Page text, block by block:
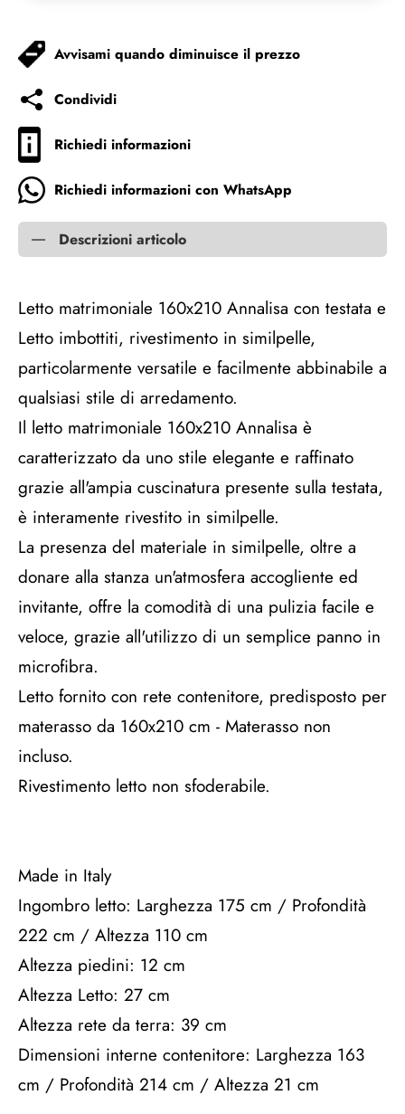
Avvisami quando diminuisce il prezzo
Condividi
Richiedi informazioni
Richiedi informazioni con WhatsApp
Descrizioni articolo
Letto matrimoniale 160x210 Annalisa con testata e
Letto imbottiti, rivestimento in similpelle,
particolarmente versatile e facilmente abbinabile a
qualsiasi stile di arredamento.
Il letto matrimoniale 160x210 Annalisa è
caratterizzato da uno stile elegante e raffinato
grazie all'ampia cuscinatura presente sulla testata,
è interamente rivestito in similpelle.
La presenza del materiale in similpelle, oltre a
donare alla stanza un'atmosfera accogliente ed
invitante, offre la comodità di una pulizia facile e
veloce, grazie all'utilizzo di un semplice panno in
microfibra.
Letto fornito con rete contenitore, predisposto per
materasso da 160x210 cm - Materasso non
incluso.
Rivestimento letto non sfoderabile.
Made in Italy
Ingombro letto: Larghezza 175 cm / Profondità
222 cm / Altezza 110 cm
Altezza piedini: 12 cm
Altezza Letto: 27 cm
Altezza rete da terra: 39 cm
Dimensioni interne contenitore: Larghezza 163
cm / Profondità 214 cm / Altezza 21 cm